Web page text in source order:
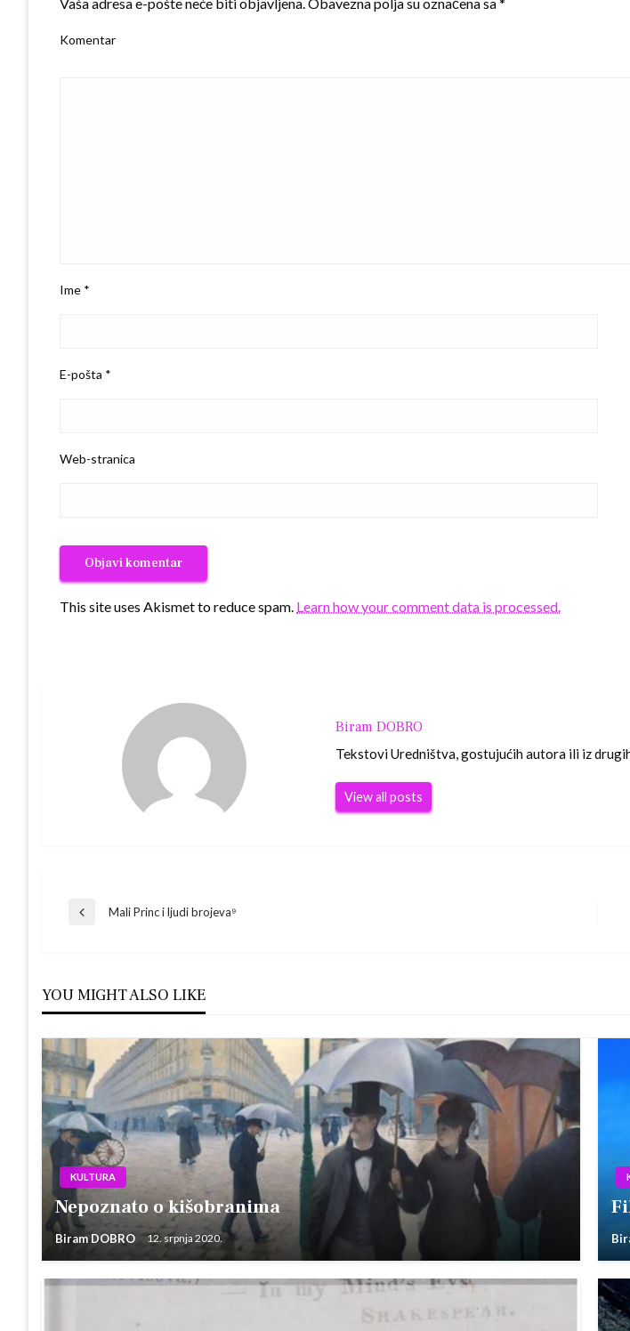
Komentar
Ime *
E-pošta *
Web-stranica
This site uses Akismet to reduce spam. Learn how your comment data is processed.
Biram DOBRO
Tekstovi Uredništva, gostujućih autora ili iz
View all posts
Navigacija
Previous
Mali Princ i ljudi brojeva⁹
YOU MIGHT ALSO LIKE
KULTURA
Nepoznato o kišobranima
Biram DOBRO 12. srpnja 2020.